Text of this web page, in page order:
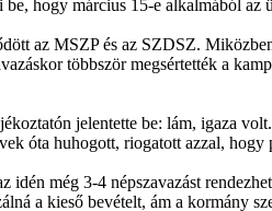
hogy március 15-e alkalmából az
az MSZP és az SZDSZ.
többször megsértették a
jelentette be: lám, igaza
óta huhogott, riogatott azzal,
idén még 3-4 népszavazást
a kieső bevételt, ám a kormány